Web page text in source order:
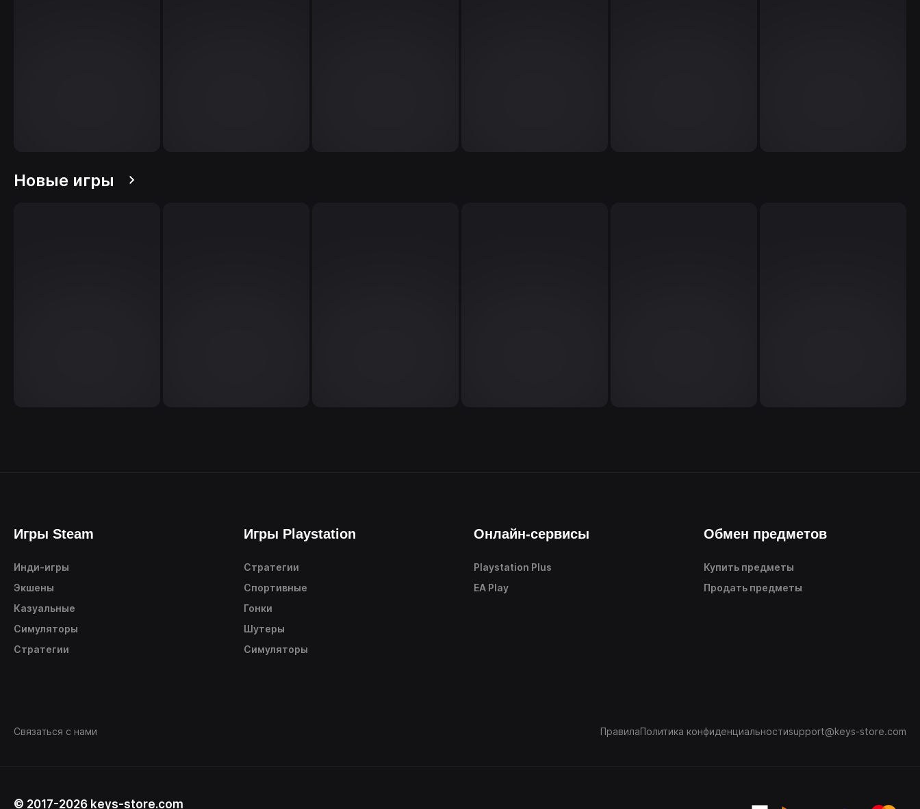
Новые игры
Игры Steam
Инди-игры
Экшены
Казуальные
Симуляторы
Стратегии
Игры Playstation
Стратегии
Спортивные
Гонки
Шутеры
Симуляторы
Онлайн-сервисы
Playstation Plus
EA Play
Обмен предметов
Купить предметы
Продать предметы
Связаться с нами ПравилаПолитика конфиденциальностиsupport@keys-store.com
© 2017-2026 keys-store.com